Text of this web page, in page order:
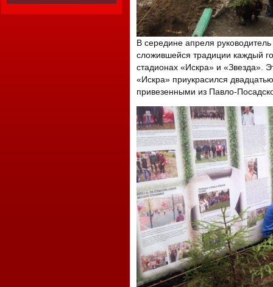
В середине апреля
сложившейся традиции каждый
стадионах «Искра» и «Звезда».
«Искра» приукрасился
привезенными из Павло-